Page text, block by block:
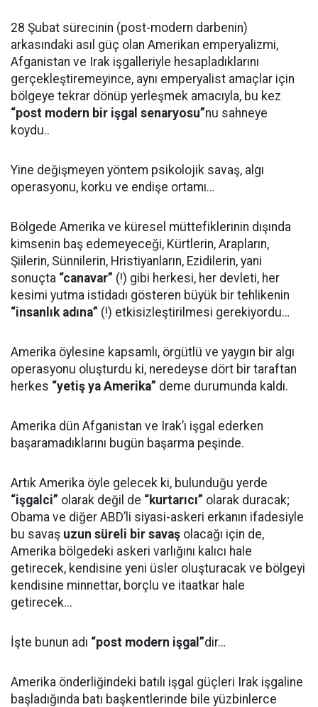
28 Şubat sürecinin (post-modern darbenin)
arkasındaki asıl güç olan Amerikan emperyalizmi,
Afganistan ve Irak işgalleriyle hesapladıklarını
gerçekleştiremeyince, aynı emperyalist amaçlar için
bölgeye tekrar dönüp yerleşmek amacıyla, bu kez
“post modern bir işgal senaryosu”nu sahneye
koydu..
Yine değişmeyen yöntem psikolojik savaş, algı
operasyonu, korku ve endişe ortamı…
Bölgede Amerika ve küresel müttefiklerinin dışında
kimsenin baş edemeyeceği, Kürtlerin, Arapların,
Şiilerin, Sünnilerin, Hristiyanların, Ezidilerin, yani
sonuçta “canavar” (!) gibi herkesi, her devleti, her
kesimi yutma istidadı gösteren büyük bir tehlikenin
“insanlık adına” (!) etkisizleştirilmesi gerekiyordu…
Amerika öylesine kapsamlı, örgütlü ve yaygın bir algı
operasyonu oluşturdu ki, neredeyse dört bir taraftan
herkes “yetiş ya Amerika” deme durumunda kaldı.
Amerika dün Afganistan ve Irak’ı işgal ederken
başaramadıklarını bugün başarma peşinde.
Artık Amerika öyle gelecek ki, bulunduğu yerde
“işgalci” olarak değil de “kurtarıcı” olarak duracak;
Obama ve diğer ABD’li siyasi-askeri erkanın ifadesiyle
bu savaş uzun süreli bir savaş olacağı için de,
Amerika bölgedeki askeri varlığını kalıcı hale
getirecek, kendisine yeni üsler oluşturacak ve bölgeyi
kendisine minnettar, borçlu ve itaatkar hale
getirecek...
İşte bunun adı “post modern işgal”dir…
Amerika önderliğindeki batılı işgal güçleri Irak işgaline
başladığında batı başkentlerinde bile yüzbinlerce